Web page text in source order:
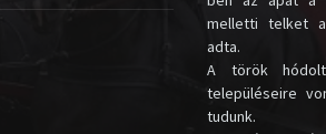
melletti telket
adta.
A török
településeire
tudunk.